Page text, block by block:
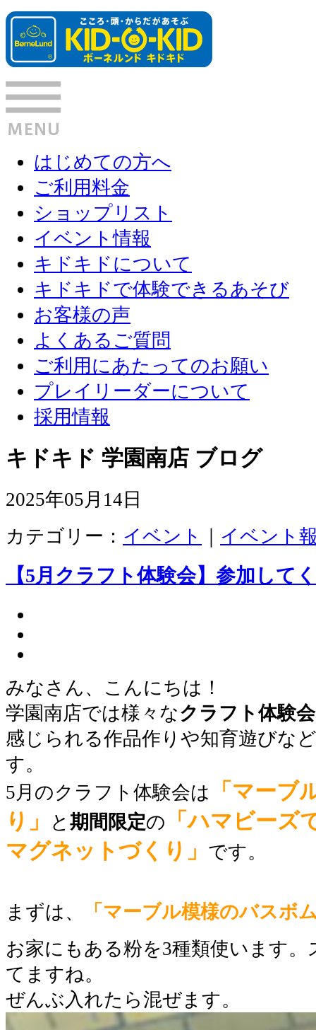
はじめての方へ
ご利用料金
ショップリスト
イベント情報
キドキドについて
キドキドで体験できるあそび
お客様の声
よくあるご質問
ご利用にあたってのお願い
プレイリーダーについて
採用情報
キドキド 学園南店 ブログ
2025年05月14日
カテゴリー： イベント イベント
【5月クラフト体験会】参加して
みなさん、こんにちは！
学園南店では様々なクラフト体験会
感じられる作品作りや知育遊びな
す。
5月のクラフト体験会は
「マーブ
り」
と 期間限定の
「ハマビーズ
マグネットづくり」 です。
まずは、
「マーブル模様のバスボ
お家にもある粉を3種類使います
てますね。
ぜんぶ入れたら混ぜます。